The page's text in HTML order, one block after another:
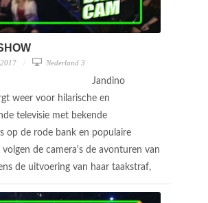
Nederland 3
Jandino
weer voor hilarische en
televisie met bekende
op de rode bank en populaire
volgen de camera's de avonturen van
de uitvoering van haar taakstraf,